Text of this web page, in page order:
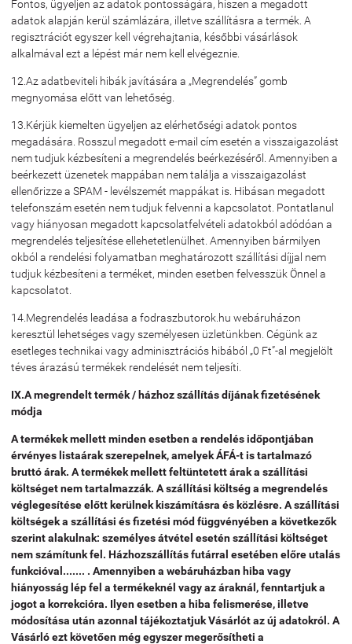
Fontos, ügyeljen az adatok pontosságára, hiszen a megadott
adatok alapján kerül számlázára, illetve szállításra a termék. A
regisztrációt egyszer kell végrehajtania, későbbi vásárlások
alkalmával ezt a lépést már nem kell elvégeznie.
12.Az adatbeviteli hibák javítására a „Megrendelés” gomb
megnyomása előtt van lehetőség.
13.Kérjük kiemelten ügyeljen az elérhetőségi adatok pontos
megadására. Rosszul megadott e-mail cím esetén a visszaigazolást
nem tudjuk kézbesíteni a megrendelés beérkezéséről. Amennyiben a
beérkezett üzenetek mappában nem találja a visszaigazolást
ellenőrizze a SPAM - levélszemét mappákat is. Hibásan megadott
telefonszám esetén nem tudjuk felvenni a kapcsolatot. Pontatlanul
vagy hiányosan megadott kapcsolatfelvételi adatokból adódóan a
megrendelés teljesítése ellehetetlenülhet. Amennyiben bármilyen
okból a rendelési folyamatban meghatározott szállítási díjjal nem
tudjuk kézbesíteni a terméket, minden esetben felvesszük Önnel a
kapcsolatot.
14.Megrendelés leadása a fodraszbutorok.hu webáruházon
keresztül lehetséges vagy személyesen üzletünkben. Cégünk az
esetleges technikai vagy adminisztrációs hibából „0 Ft”-al megjelölt
téves árazású termékek rendelését nem teljesíti.
IX.A megrendelt termék / házhoz szállítás díjának fizetésének
módja
A termékek mellett minden esetben a rendelés időpontjában
érvényes listaárak szerepelnek, amelyek ÁFÁ-t is tartalmazó
bruttó árak. A termékek mellett feltüntetett árak a szállítási
költséget nem tartalmazzák. A szállítási költség a megrendelés
véglegesítése előtt kerülnek kiszámításra és közlésre. A szállítási
költségek a szállítási és fizetési mód függvényében a következők
szerint alakulnak: személyes átvétel esetén szállítási költséget
nem számítunk fel. Házhozszállítás futárral esetében előre utalás
funkcióval....... . Amennyiben a webáruházban hiba vagy
hiányosság lép fel a termékeknél vagy az áraknál, fenntartjuk a
jogot a korrekcióra. Ilyen esetben a hiba felismerése, illetve
módosítása után azonnal tájékoztatjuk Vásárlót az új adatokról. A
Vásárló ezt követően még egyszer megerősítheti a